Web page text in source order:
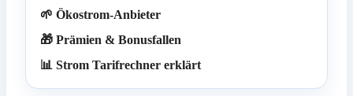
🌱 Ökostrom-Anbieter
🎁 Prämien & Bonusfallen
📊 Strom Tarifrechner erklärt